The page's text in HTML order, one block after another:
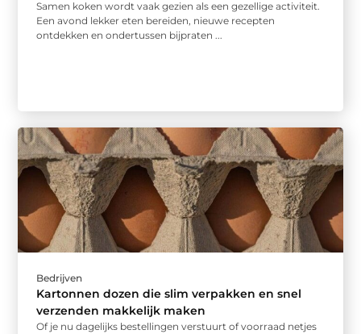
Samen koken wordt vaak gezien als een gezellige activiteit.
Een avond lekker eten bereiden, nieuwe recepten
ontdekken en ondertussen bijpraten ...
Bedrijven
Kartonnen dozen die slim verpakken en snel
verzenden makkelijk maken
Of je nu dagelijks bestellingen verstuurt of voorraad netjes